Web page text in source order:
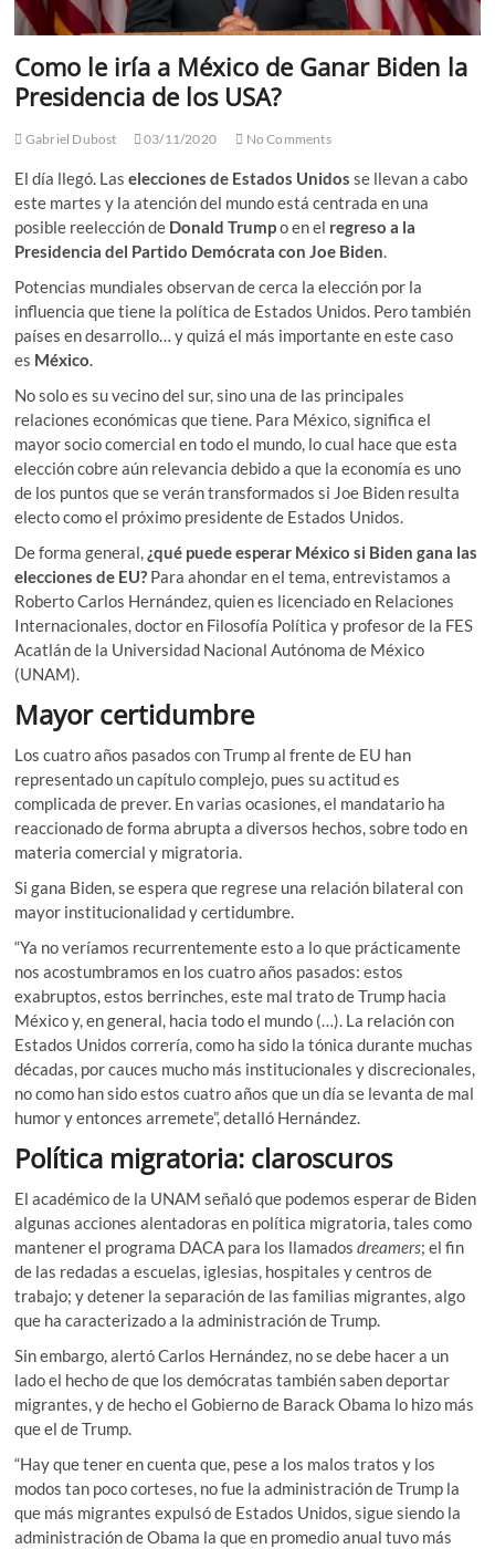
Como le iría a México de Ganar Biden la
Presidencia de los USA?
Gabriel Dubost 03/11/2020 No Comments
El día llegó. Laselecciones de Estados Unidos se llevan a cabo
este martes y la atención del mundo está centrada en una
posible reelección de Donald Trumpo en el regreso a la
Presidencia del Partido Demócrata con Joe Biden.
Potencias mundiales observan de cerca la elección por la
influencia que tiene la política de Estados Unidos. Pero también
países en desarrollo… y quizá el más importante en este caso
es México.
No solo es su vecino del sur, sino una de las principales
relaciones económicas que tiene. Para México, significa el
mayor socio comercial en todo el mundo, lo cual hace que esta
elección cobre aún relevancia debido a que la economía es uno
de los puntos que se verán transformados si Joe Biden resulta
electo como el próximo presidente de Estados Unidos.
De forma general, ¿qué puede esperar México si Biden gana las
elecciones de EU? Para ahondar en el tema, entrevistamos a
Roberto Carlos Hernández, quien es licenciado en Relaciones
Internacionales, doctor en Filosofía Política y profesor de la FES
Acatlán de la Universidad Nacional Autónoma de México
(UNAM).
Mayor certidumbre
Los cuatro años pasados con Trump al frente de EU han
representado un capítulo complejo, pues su actitud es
complicada de prever. En varias ocasiones, el mandatario ha
reaccionado de forma abrupta a diversos hechos, sobre todo en
materia comercial y migratoria.
Si gana Biden, se espera que regrese una relación bilateral con
mayor institucionalidad y certidumbre.
“Ya no veríamos recurrentemente esto a lo que prácticamente
nos acostumbramos en los cuatro años pasados: estos
exabruptos, estos berrinches, este mal trato de Trump hacia
México y, en general, hacia todo el mundo (…). La relación con
Estados Unidos correría, como ha sido la tónica durante muchas
décadas, por cauces mucho más institucionales y discrecionales,
no como han sido estos cuatro años que un día se levanta de mal
humor y entonces arremete”, detalló Hernández.
Política migratoria: claroscuros
El académico de la UNAM señaló que podemos esperar de Biden
algunas acciones alentadoras en política migratoria, tales como
mantener el programa DACA para los llamadosdreamers; el fin
de las redadas a escuelas, iglesias, hospitales y centros de
trabajo; y detener la separación de las familias migrantes, algo
que ha caracterizado a la administración de Trump.
Sin embargo, alertó Carlos Hernández, no se debe hacer a un
lado el hecho de que los demócratas también saben deportar
migrantes, y de hecho el Gobierno de Barack Obama lo hizo más
que el de Trump.
“Hay que tener en cuenta que, pese a los malos tratos y los
modos tan poco corteses, no fue la administración de Trump la
que más migrantes expulsó de Estados Unidos, sigue siendo la
administración de Obama la que en promedio anual tuvo más